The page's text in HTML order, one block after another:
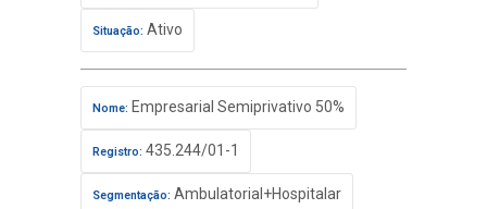
Situação: Ativo
Nome: Empresarial Semiprivativo 50%
Registro: 435.244/01-1
Segmentação: Ambulatorial+Hospitalar